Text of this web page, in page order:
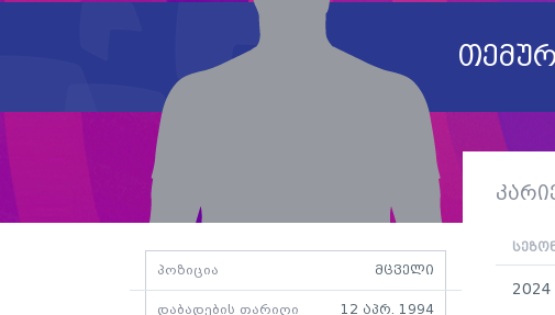
პოზიცია მცველი
დაბადების თარიღი 12 აპრ. 1994
2024